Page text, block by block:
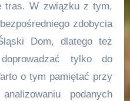
tras. W związku z tym,
zdobycia
Dom, dlatego też
tylko do
o tym pamiętać przy
podanych